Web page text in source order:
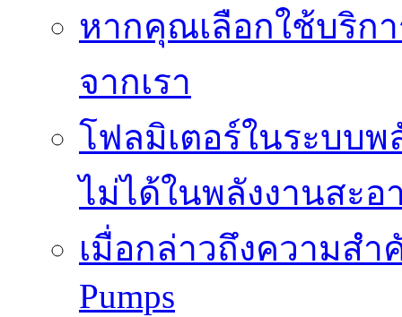
หากคุณเลือกใช้บริก
จากเรา
โฟลมิเตอร์ในระบบ
ไม่ได้ในพลังงานสะอ
เมื่อกล่าวถึงความสำ
Pumps